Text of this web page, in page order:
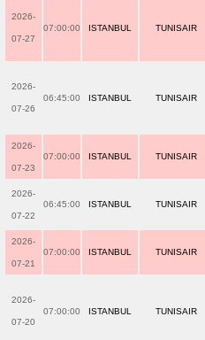
2026-
07-27
07:00:00 ISTANBUL TUNISAIR
2026-
07-26
06:45:00 ISTANBUL TUNISAIR
2026-
07-23
07:00:00 ISTANBUL TUNISAIR
2026-
07-22
06:45:00 ISTANBUL TUNISAIR
2026-
07-21
07:00:00 ISTANBUL TUNISAIR
2026-
07-20
07:00:00 ISTANBUL TUNISAIR